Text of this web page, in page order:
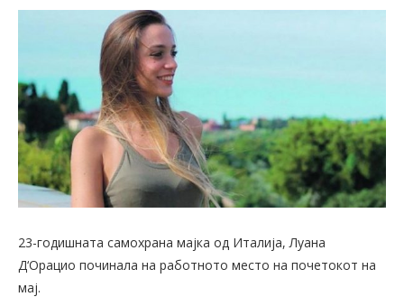
23-годишната самохрана мајка од Италија, Луана
Д‘Орацио починала на работното место на почетокот на
мај.